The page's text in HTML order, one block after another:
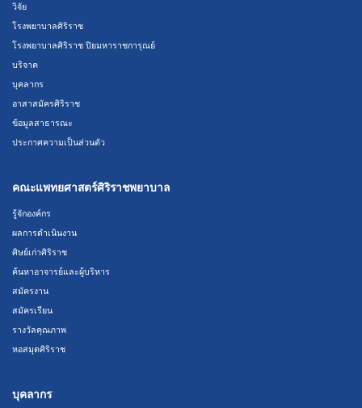
วิจัย
โรงพยาบาลศิริราช
โรงพยาบาลศิริราช ปิยมหาราชการุณย์
บริจาค
บุคลากร
อาสาสมัครศิริราช
ข้อมูลสาธารณะ
ประกาศความเป็นส่วนตัว
คณะแพทยศาสตร์ศิริราชพยาบาล
รู้จักองค์กร
ผลการดำเนินงาน
ศิษย์เก่าศิริราช
ค้นหาอาจารย์และผู้บริหาร
สมัครงาน
สมัครเรียน
รางวัลคุณภาพ
หอสมุดศิริราช
บุคลากร